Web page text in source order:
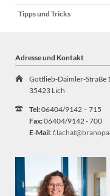
Tipps und Tricks
Adresse und Kontakt
Gottlieb-Daimler-Straße
35423 Lich
Tel:06404/9142 – 715
Fax:06404/9142 - 700
E-Mail: